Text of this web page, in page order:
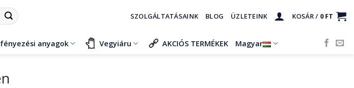
SZOLGÁLTATÁSAINK BLOG ÜZLETEINK KOSÁR / 0 FT
anyagok Vegyiáru AKCIÓS TERMÉKEK Magyar